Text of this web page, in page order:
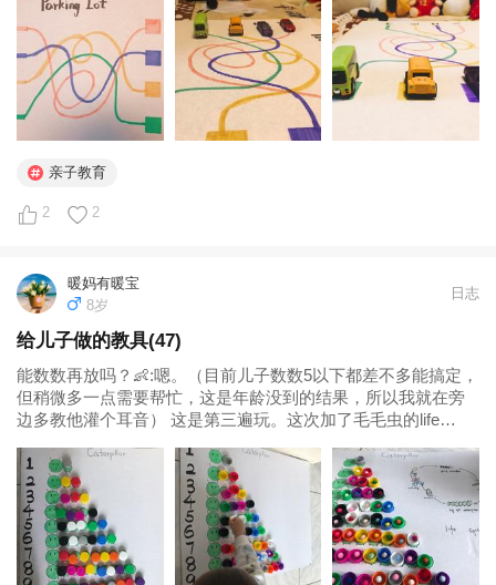
成小动物吃果子，动物妈妈找宝宝等等，例子很多，宗旨不变
就行...
亲子教育
2 2
暖妈有暖宝
8岁
日志
给儿子做的教具(47)
能数数再放吗？👶:嗯。（目前儿子数数5以下都差不多能搞定，
但稍微多一点需要帮忙，这是年龄没到的结果，所以我就在旁
边多教他灌个耳音） 这是第三遍玩。这次加了毛毛虫的life